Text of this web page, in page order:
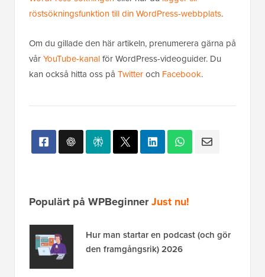
röstsökningsfunktion till din WordPress-webbplats.
Om du gillade den här artikeln, prenumerera gärna på
vårYouTube-kanalför WordPress-videoguider. Du
kan också hitta oss på Twitteroch Facebook.
Populärt på WPBeginnerJust nu!
Hur man startar en podcast (och gör
den framgångsrik) 2026